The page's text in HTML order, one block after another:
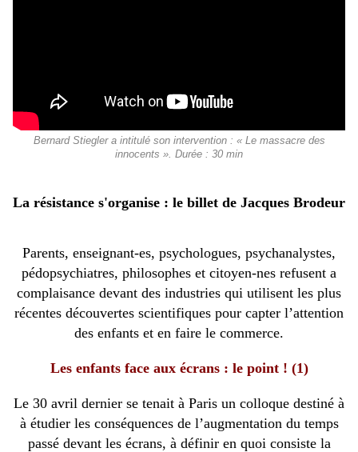
Bernard Stiegler a intitulé son intervention : « Le massacre des
innocents ». Durée : 30 min
La résistance s'organise : le billet de Jacques Brodeur
Parents, enseignant-es, psychologues, psychanalystes,
pédopsychiatres, philosophes et citoyen-nes refusent a
complaisance devant des industries qui utilisent les plus
récentes découvertes scientifiques pour capter l’attention
des enfants et en faire le commerce.
Les enfants face aux écrans : le point ! (1)
Le 30 avril dernier se tenait à Paris un colloque destiné à
à étudier les conséquences de l’augmentation du temps
passé devant les écrans, à définir en quoi consiste la